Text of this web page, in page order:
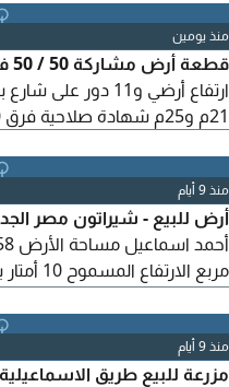
منذ يومين
21م و25م شهادة صلاحية فرق 20 مليون
منذ 9 أيام
أرض للبيع - شيراتون مصر
مربع
على أدوار اضافية بجوار عامر
الاستخدامات سكني - اداري -
ارشفيه
منذ 9 أيام
مزرعة للبيع طريق